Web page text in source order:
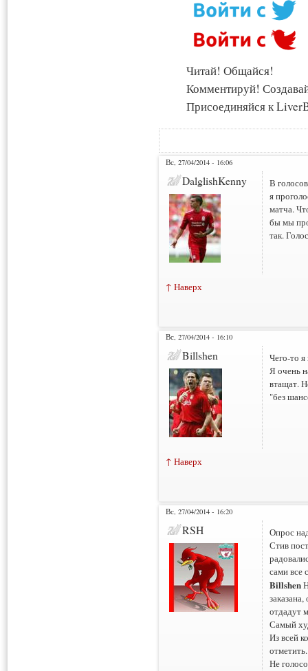
Читай! Общайся!
Комментируй!
Присоединяйся к
Вс, 27/04/2014 - 16:06
DalglishKenny
В
я
матча.
бы мы
так.
↑ Наверх
Вс, 27/04/2014 - 16:10
Billshen
Чего-то я
Я очень
втащат.
"без
↑ Наверх
Вс, 27/04/2014 - 16:20
RSH
Опрос
Стив
сами все
Billshen
отдадут
Самый
Из всей
отметить.
Не